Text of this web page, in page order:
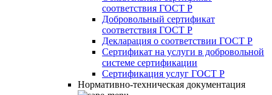
соответствия ГОСТ Р
Добровольный сертификат
соответствия ГОСТ Р
Декларация о соответствии ГОСТ Р
Сертификат на услуги в добровольной
системе сертификации
Сертификация услуг ГОСТ Р
Нормативно-техническая документация